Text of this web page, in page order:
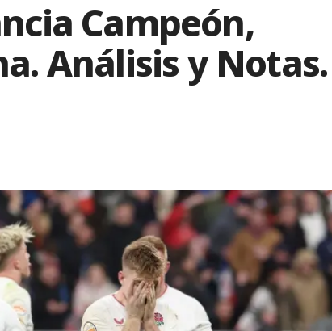
Campeón,
Análisis y Notas.